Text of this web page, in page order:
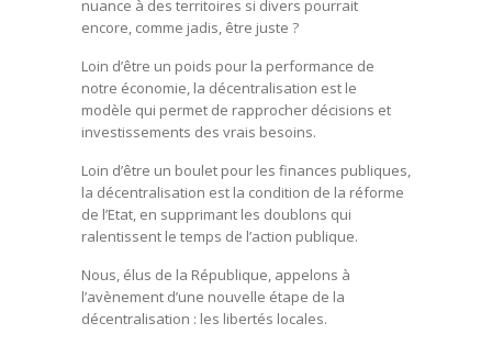
nuance à des territoires si divers pourrait
encore, comme jadis, être juste ?
Loin d’être un poids pour la performance de
notre économie, la décentralisation est le
modèle qui permet de rapprocher décisions et
investissements des vrais besoins.
Loin d’être un boulet pour les finances publiques,
la décentralisation est la condition de la réforme
de l’Etat, en supprimant les doublons qui
ralentissent le temps de l’action publique.
Nous, élus de la République, appelons à
l’avènement d’une nouvelle étape de la
décentralisation : les libertés locales.